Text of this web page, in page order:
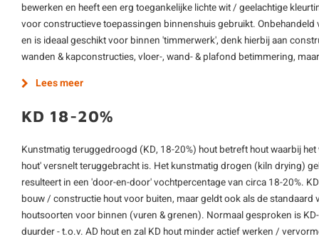
bewerken en heeft een erg toegankelijke lichte wit / geelachtige
voor constructieve toepassingen binnenshuis gebruikt.
en is ideaal geschikt voor binnen 'timmerwerk', denk hierbij aan
wanden & kapconstructies, vloer-, wand- & plafond betimmering,
Lees meer
KD 18-20%
Kunstmatig teruggedroogd (KD, 18-20%) hout betreft hout waarbij
hout' versnelt teruggebracht is. Het kunstmatig drogen (kiln drying)
resulteert in een 'door-en-door' vochtpercentage van circa 18-20%.
bouw / constructie hout voor buiten, maar geldt ook als de
houtsoorten voor binnen (vuren & grenen). Normaal gesproken is
duurder - t.o.v. AD hout en zal KD hout minder actief werken /